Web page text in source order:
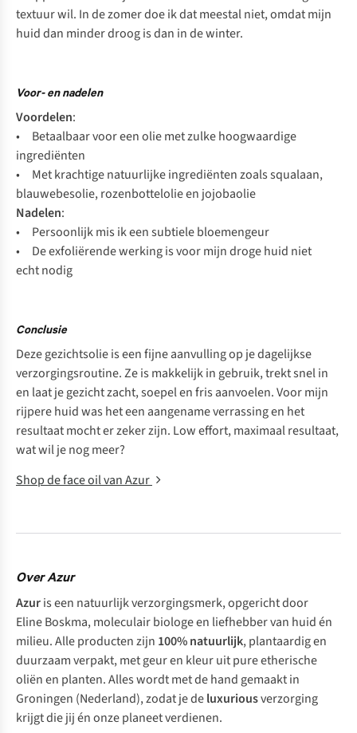
textuur wil. In de zomer doe ik dat meestal niet, omdat mijn
huid dan minder droog is dan in de winter.
Voor- en nadelen
Voordelen:
• Betaalbaar voor een olie met zulke hoogwaardige
ingrediënten
• Met krachtige natuurlijke ingrediënten zoals squalaan,
blauwebesolie, rozenbottelolie en jojobaolie
Nadelen:
• Persoonlijk mis ik een subtiele bloemengeur
• De exfoliërende werking is voor mijn droge huid niet
echt nodig
Conclusie
Deze gezichtsolie is een fijne aanvulling op je dagelijkse
verzorgingsroutine. Ze is makkelijk in gebruik, trekt snel in
en laat je gezicht zacht, soepel en fris aanvoelen. Voor mijn
rijpere huid was het een aangename verrassing en het
resultaat mocht er zeker zijn. Low effort, maximaal resultaat,
wat wil je nog meer?
Shop de face oil van Azur
Over Azur
Azuris een natuurlijk verzorgingsmerk, opgericht door
Eline Boskma, moleculair biologe en liefhebber van huid én
milieu. Alle producten zijn 100% natuurlijk, plantaardig en
duurzaam verpakt, met geur en kleur uit pure etherische
oliën en planten. Alles wordt met de hand gemaakt in
Groningen (Nederland), zodat je deluxuriousverzorging
krijgt die jij én onze planeet verdienen.